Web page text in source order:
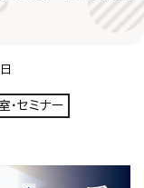
・セミナー